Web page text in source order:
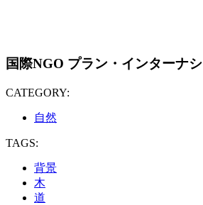
国際NGO プラン・インターナ
CATEGORY:
自然
TAGS:
背景
木
道